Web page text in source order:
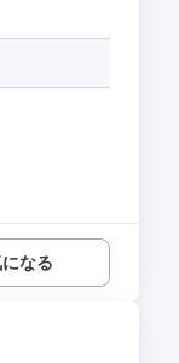
なる